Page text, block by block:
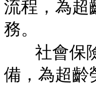
流程，為超
務。
社會保
備，為超齡